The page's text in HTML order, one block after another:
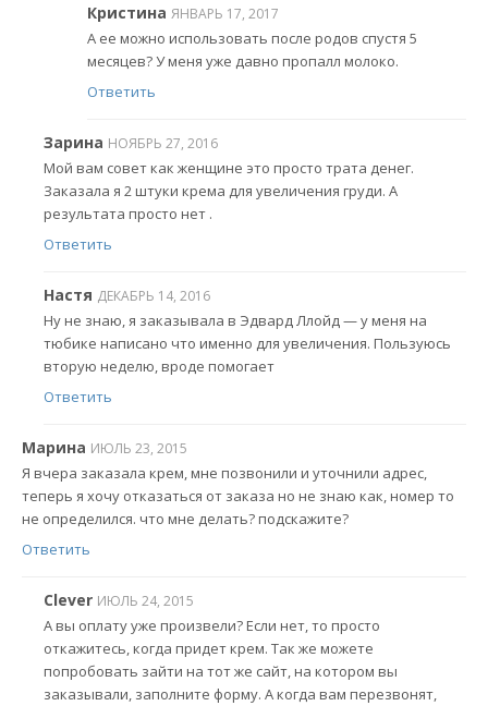
Кристина ЯНВАРЬ 17, 2017
А ее можно использовать после родов спустя 5
месяцев? У меня уже давно пропалл молоко.
Ответить
Зарина НОЯБРЬ 27, 2016
Мой вам совет как женщине это просто трата денег.
Заказала я 2 штуки крема для увеличения груди. А
результата просто нет .
Ответить
Настя ДЕКАБРЬ 14, 2016
Ну не знаю, я заказывала в Эдвард Ллойд — у меня на
тюбике написано что именно для увеличения. Пользуюсь
вторую неделю, вроде помогает
Ответить
Марина ИЮЛЬ 23, 2015
Я вчера заказала крем, мне позвонили и уточнили адрес,
теперь я хочу отказаться от заказа но не знаю как, номер то
не определился. что мне делать? подскажите?
Ответить
Clever ИЮЛЬ 24, 2015
А вы оплату уже произвели? Если нет, то просто
откажитесь, когда придет крем. Так же можете
попробовать зайти на тот же сайт, на котором вы
заказывали, заполните форму. А когда вам перезвонят,